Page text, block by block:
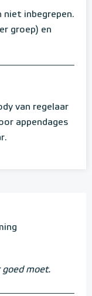
niet inbegrepen.
groep) en
van regelaar
appendages
goed moet.